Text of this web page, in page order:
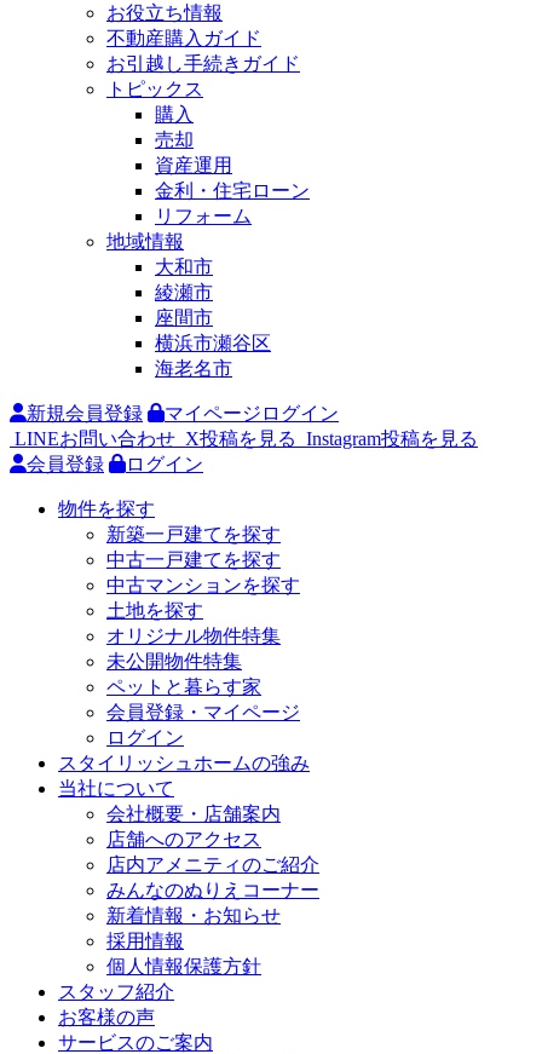
お役立ち情報
不動産購入ガイド
お引越し手続きガイド
トピックス
購入
売却
資産運用
金利・住宅ローン
リフォーム
地域情報
大和市
綾瀬市
座間市
横浜市瀬谷区
海老名市
新規会員登録
マイページログイン
LINEお問い合わせ X投稿を見る Instagram投稿を見る
会員登録
ログイン
物件を探す
新築一戸建てを探す
中古一戸建てを探す
中古マンションを探す
土地を探す
オリジナル物件特集
未公開物件特集
ペットと暮らす家
会員登録・マイページ
ログイン
スタイリッシュホームの強み
当社について
会社概要・店舗案内
店舗へのアクセス
店内アメニティのご紹介
みんなのぬりえコーナー
新着情報・お知らせ
採用情報
個人情報保護方針
スタッフ紹介
お客様の声
サービスのご案内